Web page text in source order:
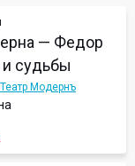
— Федор
судьбы
Модернъ